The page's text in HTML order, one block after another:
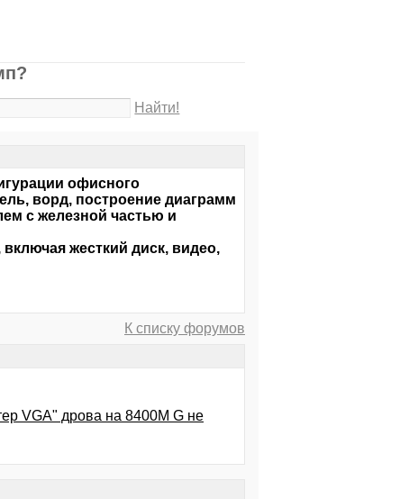
Найти!
офисного
ворд, построение диаграмм
с железной частью и
жесткий диск, видео,
К списку форумов
VGA" дрова на 8400М G не